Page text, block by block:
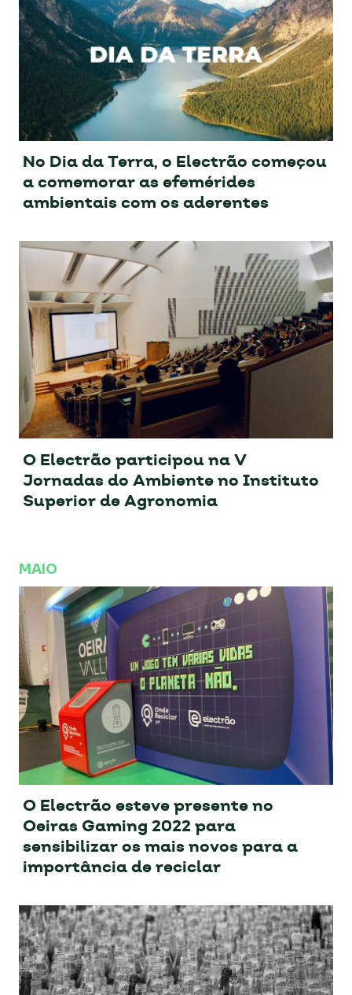
No Dia da Terra, o Electrão começou
a comemorar as efemérides
ambientais com os aderentes
O Electrão participou na V
Jornadas do Ambiente no Instituto
Superior de Agronomia
MAIO
O Electrão esteve presente no
Oeiras Gaming 2022 para
sensibilizar os mais novos para a
importância de reciclar